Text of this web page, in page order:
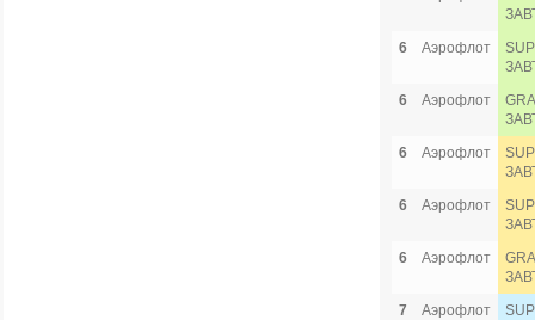
6
Аэрофлот
6
Аэрофлот
6
Аэрофлот
6
Аэрофлот
6
Аэрофлот
7
Аэрофлот